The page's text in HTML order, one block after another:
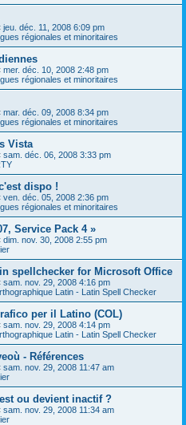
jeu. déc. 11, 2008 6:09 pm
régionales et minoritaires
mer. déc. 10, 2008 2:48 pm
régionales et minoritaires
mar. déc. 09, 2008 8:34 pm
régionales et minoritaires
Vista
sam. déc. 06, 2008 3:33 pm
dispo !
ven. déc. 05, 2008 2:36 pm
régionales et minoritaires
Service Pack 4 »
dim. nov. 30, 2008 2:55 pm
spellchecker for Microsoft Office
sam. nov. 29, 2008 4:16 pm
Latin - Latin Spell Checker
per il Latino (COL)
sam. nov. 29, 2008 4:14 pm
Latin - Latin Spell Checker
- Références
sam. nov. 29, 2008 11:47 am
ou devient inactif ?
sam. nov. 29, 2008 11:34 am